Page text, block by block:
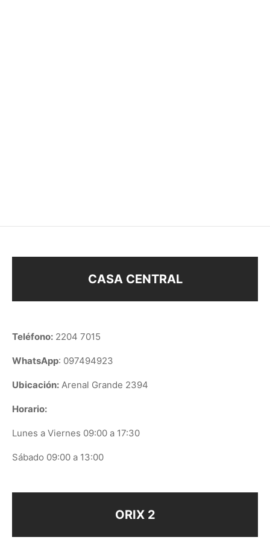
CASA CENTRAL
Teléfono: 2204 7015
WhatsApp: 097494923
Ubicación: Arenal Grande 2394
Horario:
Lunes a Viernes 09:00 a 17:30
Sábado 09:00 a 13:00
ORIX 2